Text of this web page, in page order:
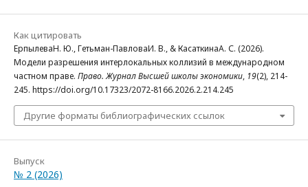
Как цитировать
ЕрпылеваН. Ю., Гетьман-ПавловаИ. В., & КасаткинаА. С. (2026).
Модели разрешения интерлокальных коллизий в международном
частном праве. Право. Журнал Высшей школы экономики, 19(2), 214-
245. https://doi.org/10.17323/2072-8166.2026.2.214.245
Другие форматы библиографических ссылок
Выпуск
№ 2 (2026)